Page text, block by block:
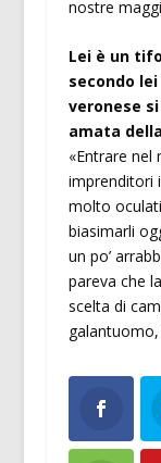
nostre
Lei è un
secondo
veronese
amata
«Entrare nel
imprenditori
molto
biasimarli
un po’
pareva che
scelta di